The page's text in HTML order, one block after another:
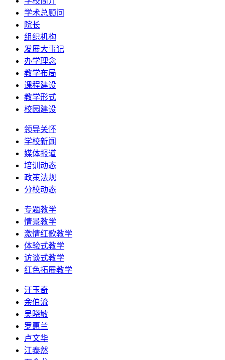
学术总顾问
院长
组织机构
发展大事记
办学理念
教学布局
课程建设
教学形式
校园建设
领导关怀
学校新闻
媒体报道
培训动态
政策法规
分校动态
专题教学
情景教学
激情红歌教学
体验式教学
访谈式教学
红色拓展教学
汪玉奇
余伯流
吴晓敏
罗惠兰
卢文华
江泰然